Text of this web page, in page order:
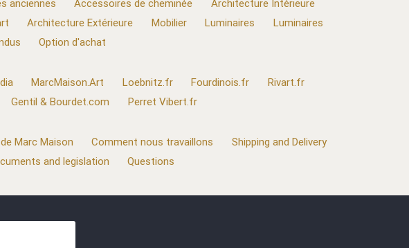
anciennes Accessoires de cheminée
Architecture Intérieure
Architecture Extérieure Mobilier Luminaires
Luminaires
Option d'achat
MarcMaison.Art Loebnitz.fr Fourdinois.fr
Rivart.fr
Gentil & Bourdet.com Perret Vibert.fr
Marc Maison Comment nous travaillons
Shipping and Delivery
and legislation
Questions